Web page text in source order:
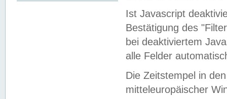
Ist Javascript
Bestätigung des
bei deaktiviertem
alle Felder
Die Zeitstempel in
mitteleuropäischer